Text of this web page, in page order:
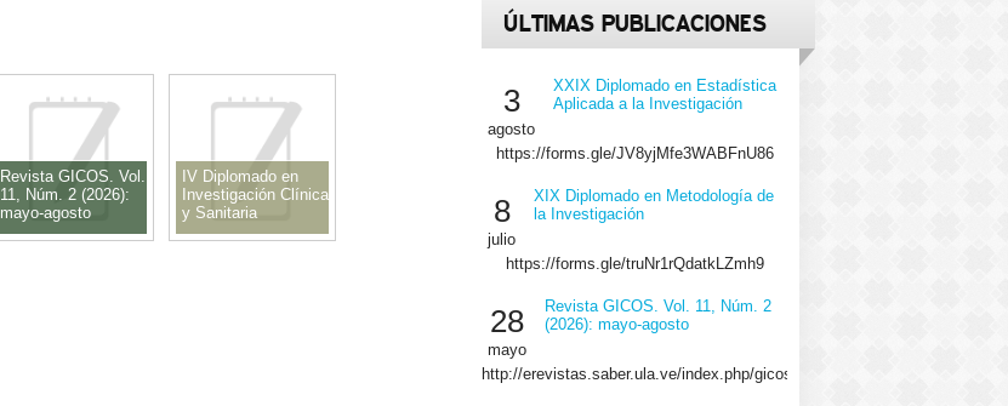
ÚLTIMAS PUBLICACIONES
3
agosto
XXIX Diplomado en Estadística
Aplicada a la Investigación
https://forms.gle/JV8yjMfe3WABFnU86
8
julio
XIX Diplomado en Metodología de
la Investigación
https://forms.gle/truNr1rQdatkLZmh9
28
mayo
Revista GICOS. Vol. 11, Núm. 2
(2026): mayo-agosto
http://erevistas.saber.ula.ve/index.php/gicos/issue/view/2064/showToc
Revista GICOS. Vol.
11, Núm. 2 (2026):
mayo-agosto
IV Diplomado en
Investigación Clínica
y Sanitaria